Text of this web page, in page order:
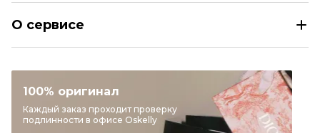
Категория
Коктейльные платья
Бренд
VALENTINO
Материал одежды
Шелк
О сервисе
100% оригинал
Каждый заказ проходит проверку
подлинности в офисе Oskelly